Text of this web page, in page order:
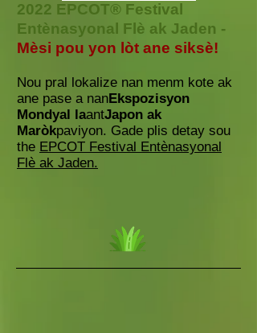
2022 EPCOT® Festival
Entènasyonal Flè ak Jaden -
Mèsi pou yon lòt ane siksè!
Nou pral lokalize nan menm kote ak
ane pase a nanEkspozisyon
Mondyal laantJapon ak
Maròkpaviyon. Gade plis detay sou
the EPCOT Festival Entènasyonal
Flè ak Jaden.